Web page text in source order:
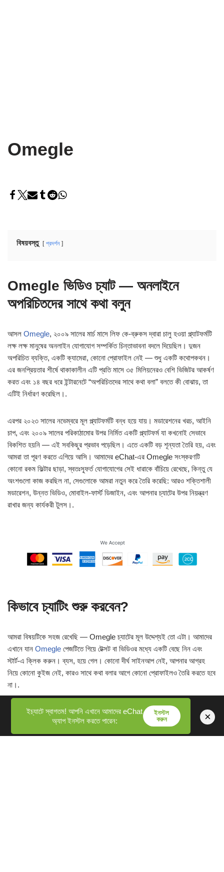
Omegle
বিষয়বস্তু প্রদর্শন
Omegle ভিডিও চ্যাট — অনলাইনে
অপরিচিতদের সাথে কথা বলুন
আসল Omegle, ২০০৯ সালের মার্চ মাসে লিফ কে-ব্রুকস দ্বারা চালু হওয়া প্ল্যাটফর্মটি
লক্ষ লক্ষ মানুষের অনলাইন যোগাযোগ সম্পর্কিত চিন্তাভাবনা বদলে দিয়েছিল। দুজন
অপরিচিত ব্যক্তি, একটি ক্যামেরা, কোনো প্রোফাইল নেই — শুধু একটি কথোপকথন।
এর জনপ্রিয়তার শীর্ষে থাকাকালীন এটি প্রতি মাসে ৩৫ মিলিয়নেরও বেশি ভিজিটর আকর্ষণ
করত এবং ১৪ বছর ধরে ইন্টারনেটে “অপরিচিতদের সাথে কথা বলা” বলতে কী বোঝায়, তা
এটিই নির্ধারণ করেছিল।.
এরপর ২০২৩ সালের নভেম্বরে মূল প্ল্যাটফর্মটি বন্ধ হয়ে যায়। মডারেশনের খরচ, আইনি
চাপ, এবং ২০০৯ সালের পরিকাঠামোর উপর নির্মিত একটি প্ল্যাটফর্ম যা কখনোই সেভাবে
বিকশিত হয়নি — এই সবকিছুর প্রভাব পড়েছিল। এতে একটি বড় শূন্যতা তৈরি হয়, এবং
আমরা তা পূরণ করতে এগিয়ে আসি। আমাদের eChat-এর Omegle সংস্করণটি
কোনো রকম ফিল্টার ছাড়া, স্বতঃস্ফূর্ত যোগাযোগের সেই ধারাকে বাঁচিয়ে রেখেছে, কিন্তু যে
অংশগুলো কাজ করছিল না, সেগুলোকে আমরা নতুন করে তৈরি করেছি: আরও শক্তিশালী
মডারেশন, উন্নত ভিডিও, মোবাইল-ফার্স্ট ডিজাইন, এবং আপনার চ্যাটের উপর নিয়ন্ত্রণ
রাখার জন্য কার্যকরী টুলস।.
কিভাবে চ্যাটিং শুরু করবেন?
আমরা বিষয়টিকে সহজ রেখেছি — Omegle চ্যাটের মূল উদ্দেশ্যই তো এটা। আমাদের
এখানে যান Omegle পেজটিতে গিয়ে টেক্সট বা ভিডিওর মধ্যে একটি বেছে নিন এবং
স্টার্ট-এ ক্লিক করুন। ব্যস, হয়ে গেল। কোনো দীর্ঘ সাইনআপ নেই, আপনার আগ্রহ
নিয়ে কোনো কুইজ নেই, কারও সাথে কথা বলার আগে কোনো প্রোফাইলও তৈরি করতে হবে
না।.
শুরু করার আগে, কয়েকটি বিষয় জেনে রাখা ভালো:
নাম প্রকাশে অনিচ্ছুকআপনাকে ব্যক্তিগত তথ্য শেয়ার করতে হবে না — আপনার
ইচ্যাটে স্বাগতম! আপনি এখানে আমাদের eChat
অ্যাপ ইনস্টল করতে পারেন:
ইনস্টল
করুন
×